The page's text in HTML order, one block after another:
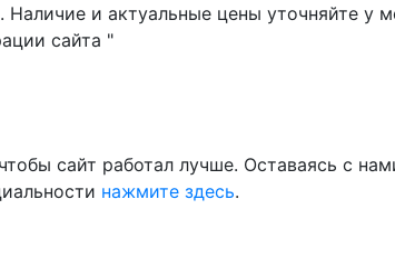
и актуальные цены уточняйте
сайта "
сайт работал лучше. Оставаясь с
нажмите здесь.